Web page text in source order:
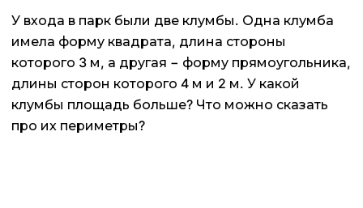
У входа в парк были две клумбы. Одна клумба
имела форму квадрата, длина стороны
которого 3 м, а другая − форму прямоугольника,
длины сторон которого 4 м и 2 м. У какой
клумбы площадь больше? Что можно сказать
про их периметры?